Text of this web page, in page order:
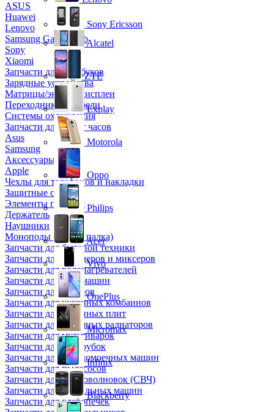
ASUS
Huawei
Lenovo
Samsung Galaxy Tab
Sony
Xiaomi
Запчасти для ноутбуков
Зарядные устройства
Матрицы/экраны/дисплеи
Переходники и кабели
Системы охлаждения
Запчасти для смарт часов
Asus
Samsung
Аксессуары
Apple
Чехлы для телефонов и накладки
Защитные стекла
Элементы питания
Держатель
Наушники
Моноподы (Селфи палка)
Запчасти для бытовой техники
Запчасти для блендеров и миксеров
Запчасти для водонагревателей
Запчасти для кофемашин
Запчасти для кулеров
Запчасти для кухонных комбаинов
Запчасти для кухонных плит
Запчасти для масляных радиаторов
Запчасти для мультиварок
Запчасти для мясорубок
Запчасти для посудомоечных машин
Запчасти для пылесосов
Запчасти для микроволновок (СВЧ)
Запчасти для стиральных машин
Запчасти для хлебопечек
Sony Ericsson
Alcatel
ZTE
Explay
Motorola
Oppo
Philips
Acer
Vivo
OnePlus
Micromax
Infinix
Blackberry